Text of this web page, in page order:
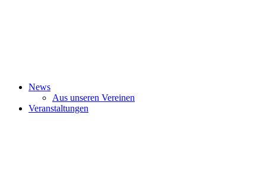
News
Aus unseren Vereinen
Veranstaltungen